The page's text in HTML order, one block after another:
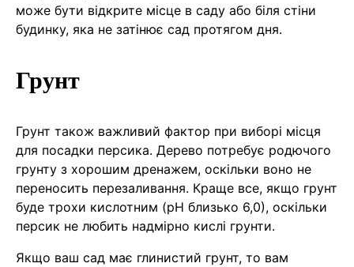
може бути відкрите місце в саду або біля стіни
будинку, яка не затінює сад протягом дня.
Грунт
Грунт також важливий фактор при виборі місця
для посадки персика. Дерево потребує родючого
грунту з хорошим дренажем, оскільки воно не
переносить перезаливання. Краще все, якщо грунт
буде трохи кислотним (pH близько 6,0), оскільки
персик не любить надмірно кислі грунти.
Якщо ваш сад має глинистий грунт, то вам